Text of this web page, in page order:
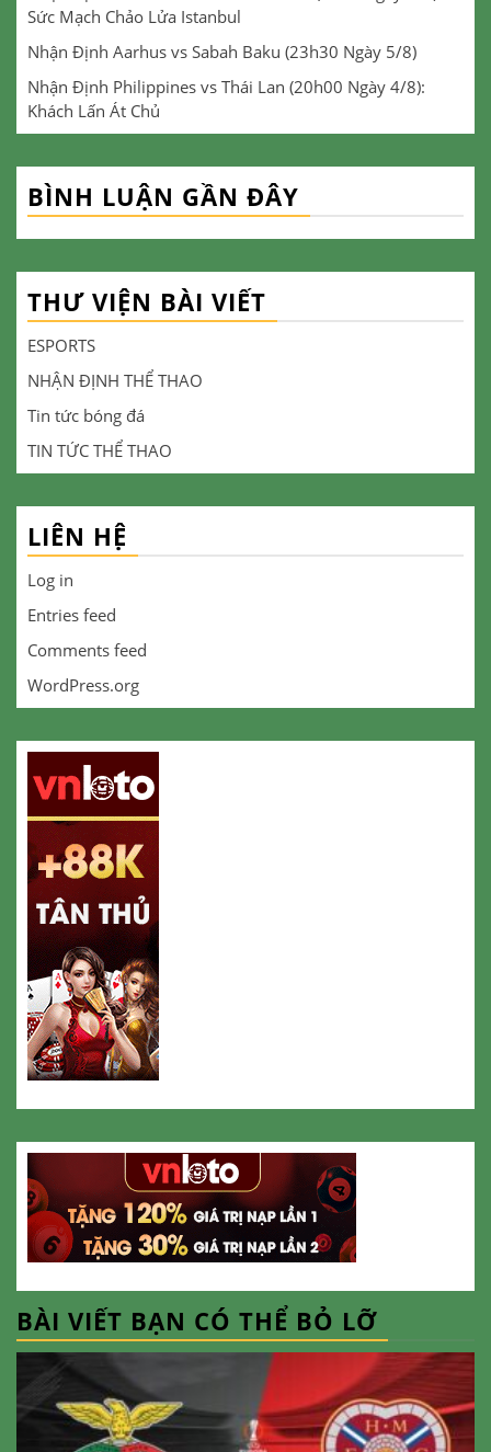
Sức Mạch Chảo Lửa Istanbul
Nhận Định Aarhus vs Sabah Baku (23h30 Ngày 5/8)
Nhận Định Philippines vs Thái Lan (20h00 Ngày 4/8):
Khách Lấn Át Chủ
BÌNH LUẬN GẦN ĐÂY
THƯ VIỆN BÀI VIẾT
ESPORTS
NHẬN ĐỊNH THỂ THAO
Tin tức bóng đá
TIN TỨC THỂ THAO
LIÊN HỆ
Log in
Entries feed
Comments feed
WordPress.org
BÀI VIẾT BẠN CÓ THỂ BỎ LỠ